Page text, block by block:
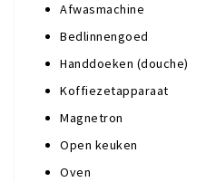
Afwasmachine
Bedlinnengoed
Handdoeken (douche)
Koffiezetapparaat
Magnetron
Open keuken
Oven